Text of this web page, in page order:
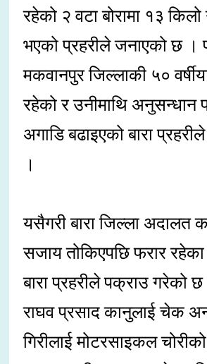
रहेको २ वटा बोरामा १३ किलो
भएको प्रहरीले जनाएको छ ।
मकवानपुर जिल्लाकी ५०
रहेको र उनीमाथि अनुसन्धान
अगाडि बढाइएको बारा
।
यसैगरी बारा जिल्ला अदालत
सजाय तोकिएपछि फरार
बारा प्रहरीले पक्राउ गरेको छ
राघव प्रसाद कानुलाई चेक
गिरीलाई मोटरसाइकल